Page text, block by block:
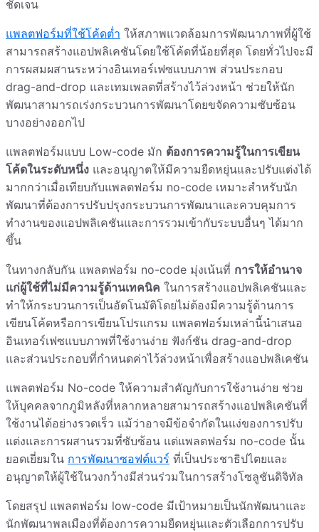
ชัดเจน
แพลตฟอร์มที่ใช้โค้ดต่ำ ให้สภาพแวดล้อมการพัฒนาภาพที่ผู้ใช้
สามารถสร้างแอปพลิเคชันโดยใช้โค้ดที่น้อยที่สุด โดยทั่วไปจะมี
การผสมผสานระหว่างอินเทอร์เฟซแบบภาพ ส่วนประกอบ
drag-and-drop และเทมเพลตที่สร้างไว้ล่วงหน้า ช่วยให้นัก
พัฒนาสามารถเร่งกระบวนการพัฒนาโดยขจัดความซับซ้อน
บางอย่างออกไป
แพลตฟอร์มแบบ Low-code มัก ต้องการความรู้ในการเขียน
โค้ดในระดับหนึ่ง และอนุญาตให้มีความยืดหยุ่นและปรับแต่งได้
มากกว่าเมื่อเทียบกับแพลตฟอร์ม no-code เหมาะสำหรับนัก
พัฒนาที่ต้องการปรับปรุงกระบวนการพัฒนาและควบคุมการ
ทำงานของแอปพลิเคชันและการรวมเข้ากับระบบอื่นๆ ได้มาก
ขึ้น
ในทางกลับกัน แพลตฟอร์ม no-code มุ่งเน้นที่ การให้อำนาจ
แก่ผู้ใช้ที่ไม่มีความรู้ด้านเทคนิค ในการสร้างแอปพลิเคชันและ
ทำให้กระบวนการเป็นอัตโนมัติโดยไม่ต้องมีความรู้ด้านการ
เขียนโค้ดหรือการเขียนโปรแกรม แพลตฟอร์มเหล่านี้นำเสนอ
อินเทอร์เฟซแบบภาพที่ใช้งานง่าย ฟังก์ชัน drag-and-drop
และส่วนประกอบที่กำหนดค่าไว้ล่วงหน้าเพื่อสร้างแอปพลิเคชัน
แพลตฟอร์ม No-code ให้ความสำคัญกับการใช้งานง่าย ช่วย
ให้บุคคลจากภูมิหลังที่หลากหลายสามารถสร้างแอปพลิเคชันที่
ใช้งานได้อย่างรวดเร็ว แม้ว่าอาจมีข้อจำกัดในแง่ของการปรับ
แต่งและการผสานรวมที่ซับซ้อน แต่แพลตฟอร์ม no-code นั้น
ยอดเยี่ยมใน การพัฒนาซอฟต์แวร์ ที่เป็นประชาธิปไตยและ
อนุญาตให้ผู้ใช้ในวงกว้างมีส่วนร่วมในการสร้างโซลูชันดิจิทัล
โดยสรุป แพลตฟอร์ม low-code มีเป้าหมายเป็นนักพัฒนาและ
นักพัฒนาพลเมืองที่ต้องการความยืดหยุ่นและตัวเลือกการปรับ